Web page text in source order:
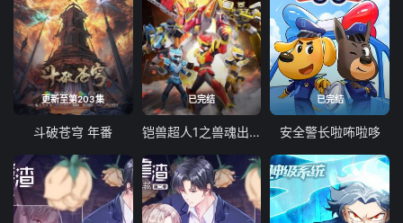
更新至第203集
斗破苍穹 年番
已完结
铠兽超人1之兽魂出击
已完结
安全警长啦咘啦哆